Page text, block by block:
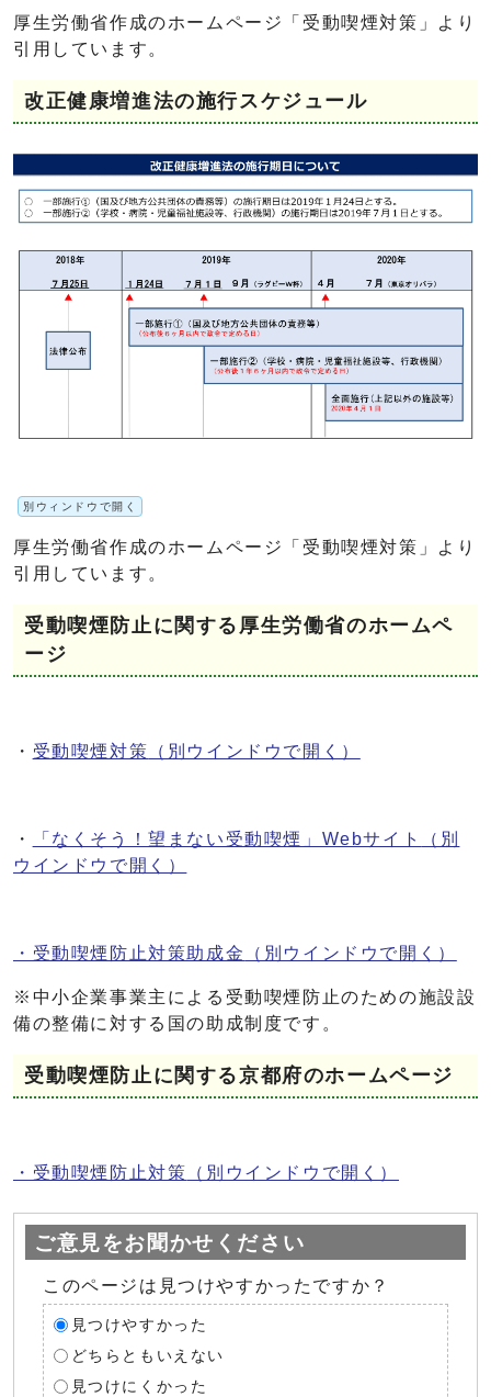
厚生労働省作成のホームページ「受動喫煙対策」より
引用しています。
改正健康増進法の施行スケジュール
別ウィンドウで開く
厚生労働省作成のホームページ「受動喫煙対策」より
引用しています。
受動喫煙防止に関する厚生労働省のホームペ
ージ
・ 受動喫煙対策 （別ウインドウで開く）
・ 「なくそう！望まない受動喫煙」Webサイト
（別
ウインドウで開く）
・受動喫煙防止対策助成金 （別ウインドウで開く）
※中小企業事業主による受動喫煙防止のための施設設
備の整備に対する国の助成制度です。
受動喫煙防止に関する京都府のホームページ
・受動喫煙防止対策 （別ウインドウで開く）
ご意見をお聞かせください
このページは見つけやすかったですか？
見つけやすかった
どちらともいえない
見つけにくかった